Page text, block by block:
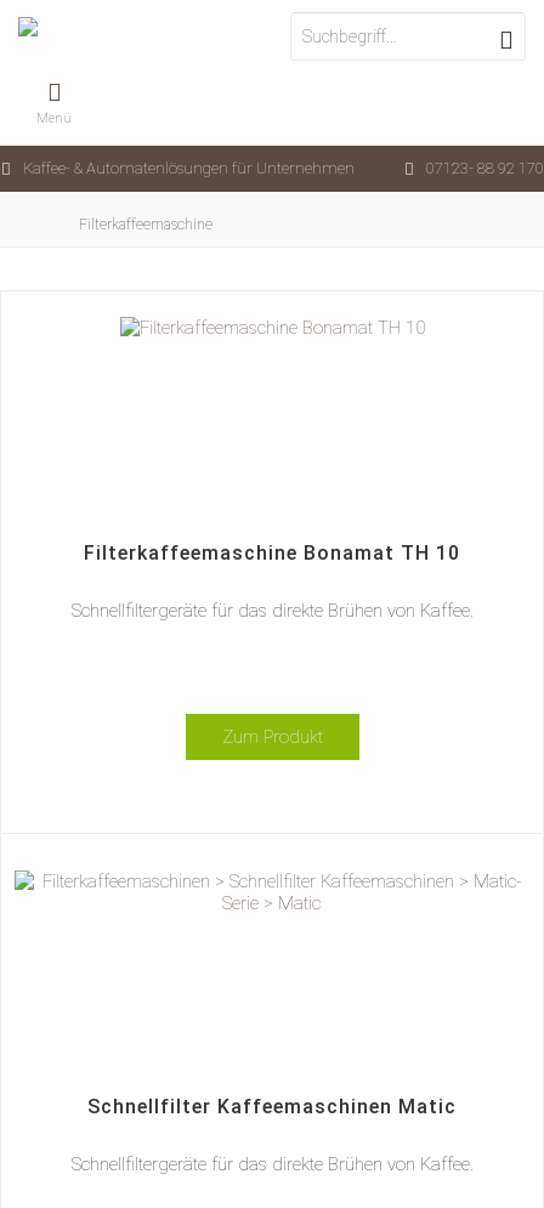
Kaffee- & Automatenlösungen für Unternehmen 07123- 88 92 170
Menü
Filterkaffeemaschine
Filterkaffeemaschine Bonamat TH 10
Schnellfiltergeräte für das direkte Brühen von Kaffee.
Zum Produkt
Schnellfilter Kaffeemaschinen Matic
Schnellfiltergeräte für das direkte Brühen von Kaffee.